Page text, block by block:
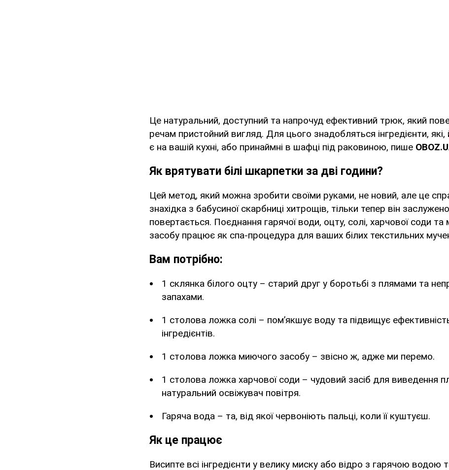
Це натуральний, доступний та напрочуд ефективний трюк, який
речам пристойний вигляд. Для цього знадобляться інгредієнти,
є на вашій кухні, або принаймні в шафці під раковиною, пише OBOZ.
Як врятувати білі шкарпетки за дві години?
Цей метод, який можна зробити своїми руками, не новий, але це
знахідка з бабусиної скарбниці хитрощів, тільки тепер він заслужено
повертається. Поєднання гарячої води, оцту, солі, харчової соди
засобу працює як спа-процедура для ваших білих текстильних
Вам потрібно:
1 склянка білого оцту – старий друг у боротьбі з плямами та
запахами.
1 столова ложка солі – пом’якшує воду та підвищує
інгредієнтів.
1 столова ложка миючого засобу – звісно ж, адже ми перемо.
1 столова ложка харчової соди – чудовий засіб для виведення
натуральний освіжувач повітря.
Гаряча вода – та, від якої червоніють пальці, коли її куштуєш.
Як це працює
Висипте всі інгредієнти у велику миску або відро з гарячою водою